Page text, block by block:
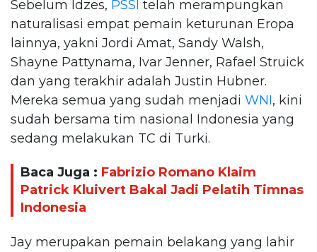
Sebelum Idzes, PSSI telah merampungkan
naturalisasi empat pemain keturunan Eropa
lainnya, yakni Jordi Amat, Sandy Walsh,
Shayne Pattynama, Ivar Jenner, Rafael Struick
dan yang terakhir adalah Justin Hubner.
Mereka semua yang sudah menjadi WNI, kini
sudah bersama tim nasional Indonesia yang
sedang melakukan TC di Turki.
Baca Juga : Fabrizio Romano Klaim
Patrick Kluivert Bakal Jadi Pelatih Timnas
Indonesia
Jay merupakan pemain belakang yang lahir